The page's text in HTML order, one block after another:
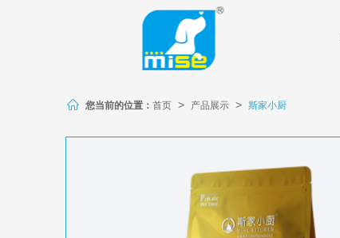
您当前的位置： 首页 > 产品展示 > 斯家小厨